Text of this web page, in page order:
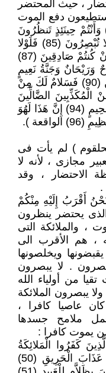
، حيث المحتضر
دفع الموت
: ( فَلَوْلا إِذَا بَلَغَتْ الْحُلْقُومَ (83) وَأَنْتُمْ حِينَئِذٍ تَنظُرُونَ
(84) وَنَحْنُ أَقْرَبُ إِلَيْهِ مِنْكُمْ وَلَكِنْ لا تُبْصِرُونَ (85) فَلَوْلا
إِنْ كُنتُمْ غَيْرَ مَدِينِينَ (86) تَرْجِعُونَهَا إِنْ كُنتُمْ صَادِقِينَ (87)
الْمُقَرَّبِينَ (88) فَرَوْحٌ وَرَيْحَانٌ وَجَنَّةُ نَعِيمٍ
(89) وَأَمَّا إِنْ كَانَ مِنْ أَصْحَابِ الْيَمِينِ (90) فَسَلامٌ لَكَ مِنْ
كَانَ مِنْ الْمُكَذِّبِينَ الضَّالِّينَ
(92) فَنُزُلٌ مِنْ حَمِيمٍ (93) وَتَصْلِيَةُ جَحِيمٍ (94) إِنَّ هَذَا لَهُوَ
) لم يأت فى
مجازى ، لأنه لا
الاحتضار ، وقد
.
حِينَئِذٍ تَنظُرُونَ (84) وَنَحْنُ أَقْرَبُ إِلَيْهِ مِنْكُمْ
حول الذى يحتضر ينظرون
، والملائكة التى
، هم الأقرب الى
ويخلصونها
. لا يبصرون
من أولياء الله
يبصرون الملائكة
عاصيا كافرا ،
ملامح جسدها
يموت كافرا :
كَفَرُوا الْمَلائِكَةُ
يَضْرِبُونَ وُجُوهَهُمْ وَأَدْبَارَهُمْ وَذُوقُوا عَذَابَ الْحَرِيقِ (50)